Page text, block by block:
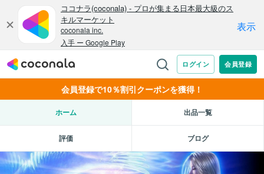
会員登録で10％割引クーポンを獲得！
ホーム 出品一覧
評価 ブログ